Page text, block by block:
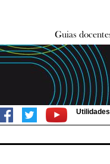
Utilidades